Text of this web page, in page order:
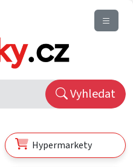
Vyhledat
Hypermarkety